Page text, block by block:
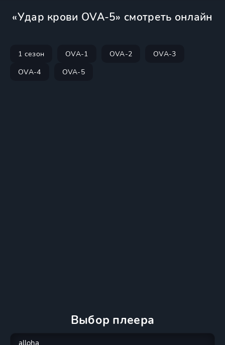
«Удар крови OVA-5» смотреть онлайн
1 сезон OVA-1 OVA-2
OVA-3
OVA-4
OVA-5
Выбор плеера